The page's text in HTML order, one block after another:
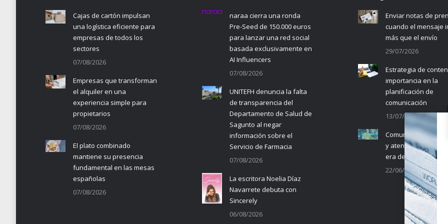
Cajas de cartón impulsan
una logística eficiente para
empresas de todos los
sectores
07/08/2026
Empresas que transforman
el alquiler en una
experiencia simple para
propietarios
07/08/2026
El plato combinado
mantiene su presencia
fundamental en las mesas
españolas
07/08/2026
naraa cierra una ronda
Pre-Seed de 150.000 euros
para lanzar una red social
basada exclusivamente en
AI Influencers
07/08/2026
UNITEFH denuncia la falta
de transparencia del
Departamento de Salud de
Sagunto al negar
información sobre el
Servicio de Farmacia
07/08/2026
La escritora Noelia Díaz
Navarrete debuta con
Sincerely
06/08/2026
Enviar notas de
cuando el mensaje
más que el envío
29/07/2026
Estrategia de
importancia en la
planificación de
comunicación
13/07/2026
Comunicación
y atención al cliente
era de la IA
22/06/2026